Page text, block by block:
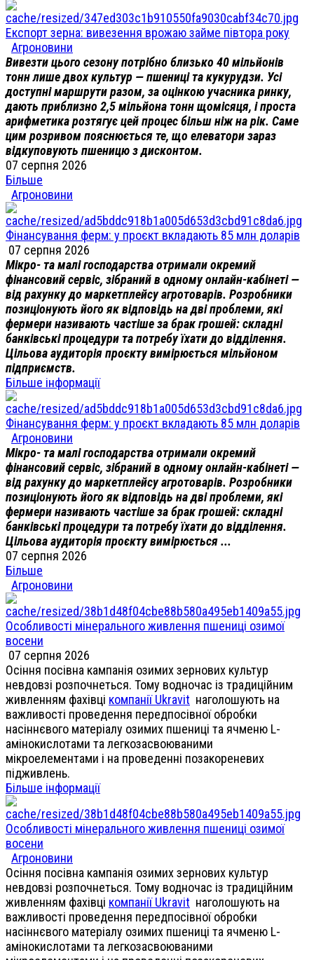
Експорт зерна: вивезення врожаю займе півтора року
Агроновини
Вивезти цього сезону потрібно близько 40 мільйонів
тонн лише двох культур — пшениці та кукурудзи. Усі
доступні маршрути разом, за оцінкою учасника ринку,
дають приблизно 2,5 мільйона тонн щомісяця, і проста
арифметика розтягує цей процес більш ніж на рік. Саме
цим розривом пояснюється те, що елеватори зараз
відкуповують пшеницю з дисконтом.
07 серпня 2026
Більше
Агроновини
Фінансування ферм: у проєкт вкладають 85 млн доларів
07 серпня 2026
Мікро- та малі господарства отримали окремий
фінансовий сервіс, зібраний в одному онлайн-кабінеті —
від рахунку до маркетплейсу агротоварів. Розробники
позиціонують його як відповідь на дві проблеми, які
фермери називають частіше за брак грошей: складні
банківські процедури та потребу їхати до відділення.
Цільова аудиторія проєкту вимірюється мільйоном
підприємств.
Більше інформації
Фінансування ферм: у проєкт вкладають 85 млн доларів
Агроновини
Мікро- та малі господарства отримали окремий
фінансовий сервіс, зібраний в одному онлайн-кабінеті —
від рахунку до маркетплейсу агротоварів. Розробники
позиціонують його як відповідь на дві проблеми, які
фермери називають частіше за брак грошей: складні
банківські процедури та потребу їхати до відділення.
Цільова аудиторія проєкту вимірюється ...
07 серпня 2026
Більше
Агроновини
Особливості мінерального живлення пшениці озимої
восени
07 серпня 2026
Осіння посівна кампанія озимих зернових культур
невдовзі розпочнеться. Тому водночас із традиційним
живленням фахівці компанії Ukravit наголошують на
важливості проведення передпосівної обробки
насіннєвого матеріалу озимих пшениці та ячменю L-
амінокислотами та легкозасвоюваними
мікроелементами і на проведенні позакореневих
підживлень.
Більше інформації
Особливості мінерального живлення пшениці озимої
восени
Агроновини
Осіння посівна кампанія озимих зернових культур
невдовзі розпочнеться. Тому водночас із традиційним
живленням фахівці компанії Ukravit наголошують на
важливості проведення передпосівної обробки
насіннєвого матеріалу озимих пшениці та ячменю L-
амінокислотами та легкозасвоюваними